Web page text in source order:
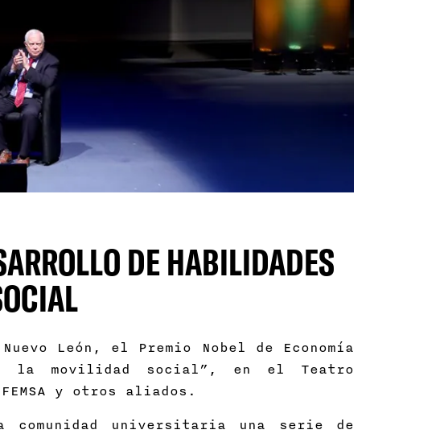
DE HABILIDADES
León, el Premio Nobel de Economía
la movilidad social”, en el Teatro
y otros aliados.
universitaria una serie de